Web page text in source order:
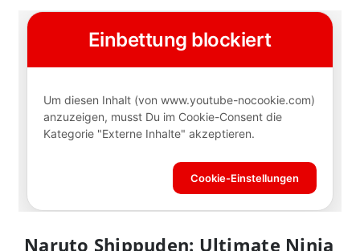
Naruto Shippuden: Ultimate Ninja